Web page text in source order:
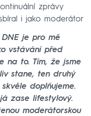
zprávy
i jako moderátor
DNE je pro mě
vstávání před
na to. Tím, že jsme
stane, ten druhý
doplňujeme.
zase lifestylový.
moderátorskou